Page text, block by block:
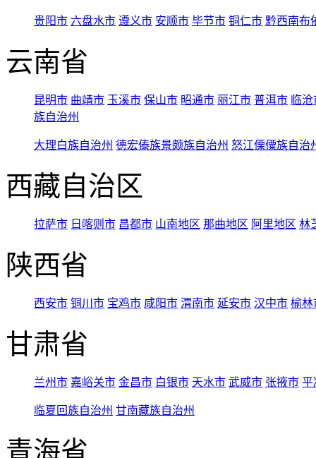
贵阳市 六盘水市 遵义市 安顺市 毕节市 铜仁市 黔西南布
云南省
昆明市 曲靖市 玉溪市 保山市 昭通市 丽江市 普洱市 临
族自治州
大理白族自治州 德宏傣族景颇族自治州 怒江傈僳族自治
西藏自治区
拉萨市 日喀则市 昌都市 山南地区 那曲地区 阿里地区 林
陕西省
西安市 铜川市 宝鸡市 咸阳市 渭南市 延安市 汉中市 榆林
甘肃省
兰州市 嘉峪关市 金昌市 白银市 天水市 武威市 张掖市 平
临夏回族自治州 甘南藏族自治州
青海省